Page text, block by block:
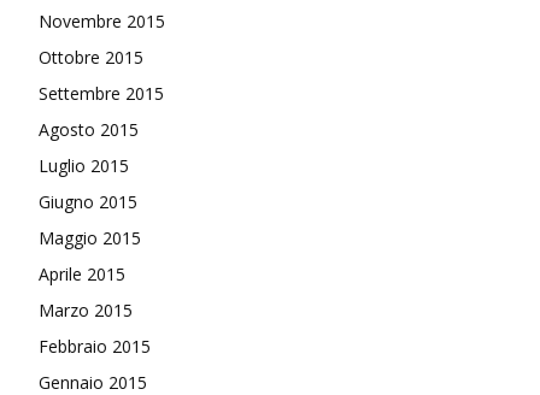
Novembre 2015
Ottobre 2015
Settembre 2015
Agosto 2015
Luglio 2015
Giugno 2015
Maggio 2015
Aprile 2015
Marzo 2015
Febbraio 2015
Gennaio 2015